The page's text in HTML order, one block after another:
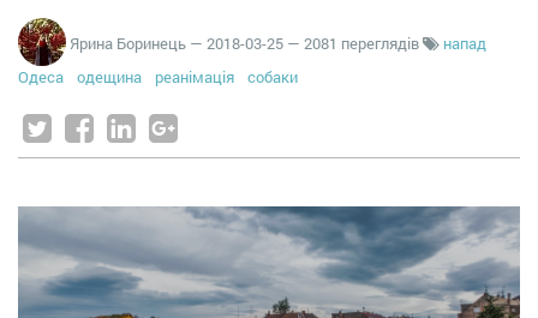
Ярина Боринець — 2018-03-25 — 2081 переглядів
напад
Одеса
одещина реанімація собаки